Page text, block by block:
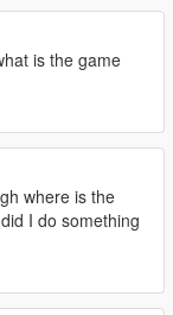
is the game
where is the
I do something